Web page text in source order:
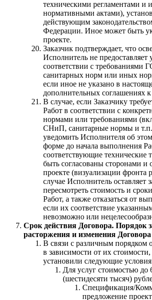
техническими регламентами и
нормативными актами),
действующим
Федерации. Иное может быть
проекте.
Заказчик подтверждает, что
Исполнитель не предоставляет
соответствии с
санитарных норм или иных
если иное не указано в
дополнительных соглашениях
В случае, если Заказчику
Работ в соответствии с
нормами или требованиями
СНиП, санитарные нормы и
уведомить Исполнителя об
форме до начала выполнения
соответствующие технические
быть согласованы сторонами и
проекте (визуализации фронта
случае Исполнитель оставляет
пересмотреть стоимость и
Работ, а также отказаться от
если их соответствие
невозможно или
Срок действия Договора. Порядок
расторжения и изменения Договора
В связи с различным порядком
в зависимости от их
установили следующие
Для услуг стоимостью до
(шестидесяти тысяч)
Спецификация/
предложение